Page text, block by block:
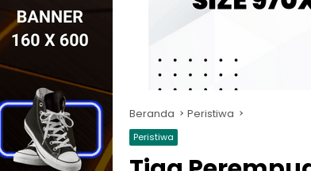
Beranda Peristiwa
Peristiwa